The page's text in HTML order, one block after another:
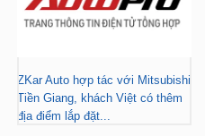
ZKar Auto hợp tác với Mitsubishi
Tiền Giang, khách Việt có thêm
địa điểm lắp đặt...